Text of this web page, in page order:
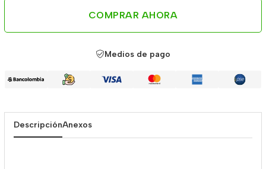
COMPRAR AHORA
Medios de pago
DescripciónAnexos